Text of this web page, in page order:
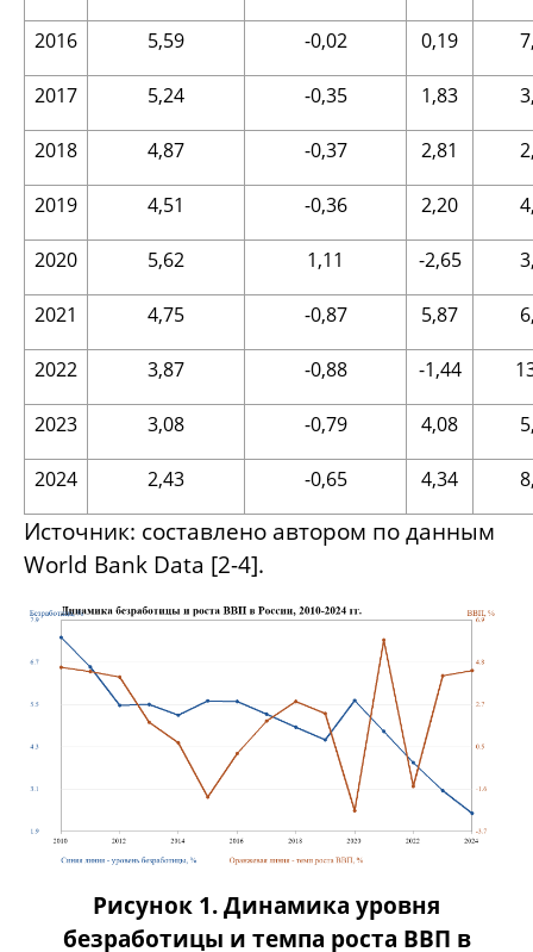
2016 5,59 -0,02 0,19
2017 5,24 -0,35 1,83
2018 4,87 -0,37 2,81
2019 4,51 -0,36 2,20
2020 5,62 1,11 -2,65
2021 4,75 -0,87 5,87
2022 3,87 -0,88 -1,44
2023 3,08 -0,79 4,08
2024 2,43 -0,65 4,34
Источник: составлено автором по данным
World Bank Data [2-4].
Рисунок 1. Динамика уровня
безработицы и темпа роста ВВП в